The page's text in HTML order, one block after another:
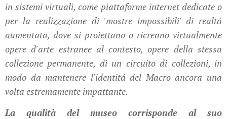
in sistemi virtuali, come piattaforme internet dedicate o
per la realizzazione di 'mostre impossibili' di realtá
aumentata, dove si proiettano o ricreano virtualmente
opere d'arte estranee al contesto, opere della stessa
collezione permanente, di un circuito di collezioni, in
modo da mantenere l'identitá del Macro ancora una
volta estremamente impattante.
La qualità del museo corrisponde al suo